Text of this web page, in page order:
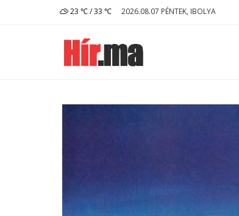
23 ℃ / 33 ℃ 2026.08.07 PÉNTEK, IBOLYA